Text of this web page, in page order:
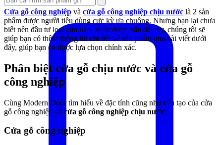
Cửa gỗ công nghiệp và cửa gỗ công nghiệp chịu nước là 2 sản
phẩm được người tiêu dùng cực kỳ ưa chuộng. Nhưng bạn lại chưa
biết nên đầu tư loại cửa nào. Hiểu được vấn đề này, chúng tôi sẽ
giúp bạn có thêm thông tin chi tiết về sản phẩm qua bài viết dưới
đây, giúp bạn có được lựa chọn chính xác.
Phân biệt cửa gỗ chịu nước và cửa gỗ
công nghiệp
Cùng Modern Door tìm hiểu về đặc tính cũng như cấu tạo của cửa
gỗ công nghiệp và cửa gỗ công nghiệp chịu nước:
Cửa gỗ công nghiệp